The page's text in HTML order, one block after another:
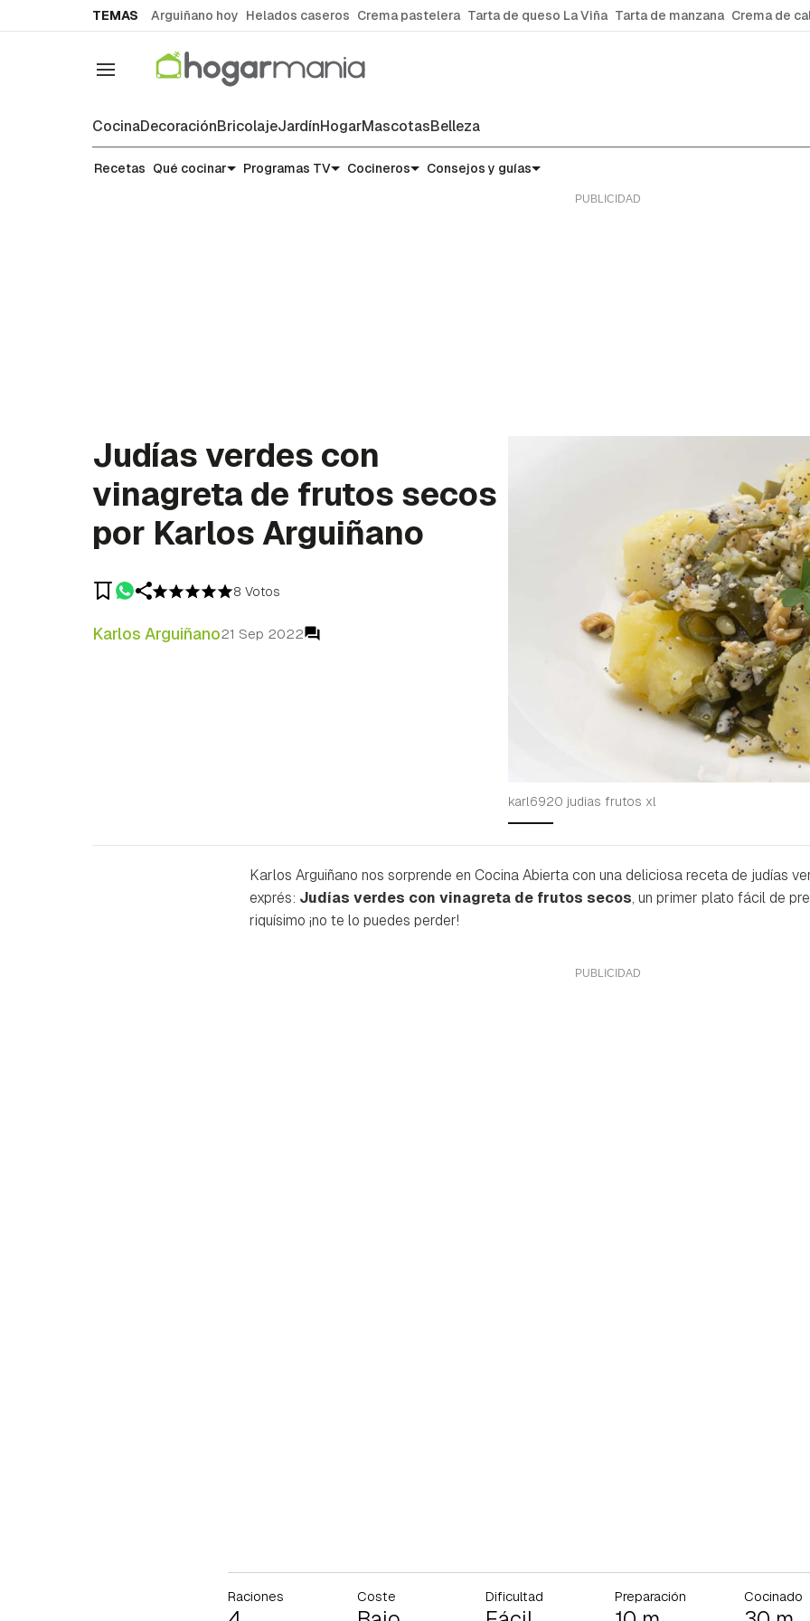
TEMAS Arguiñano hoy Helados caseros Crema pastelera Tarta de queso La Viña Tarta de manzana Crema de
Navegación
CocinaDecoraciónBricolajeJardínHogarMascotasBelleza
Recetas
Recetas Qué cocinar Programas TV Cocineros Consejos y guías
Judías verdes con
vinagreta de frutos secos
por Karlos Arguiñano
8 Votos
Karlos Arguiñano21 Sep 2022
karl6920 judias frutos xl
Karlos Arguiñano nos sorprende en Cocina Abierta con una deliciosa receta de judías
exprés: Judías verdes con vinagreta de frutos secos, un primer plato fácil de
riquísimo ¡no te lo puedes perder!
Raciones Coste Dificultad Preparación Cocinado